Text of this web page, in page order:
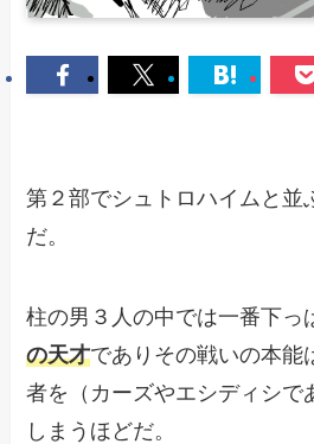
第２部でシュトロハイムと並
だ。
柱の男３人の中では一番下っ
の天才でありその戦いの本能
者を（カーズやエシディシで
しまうほどだ。